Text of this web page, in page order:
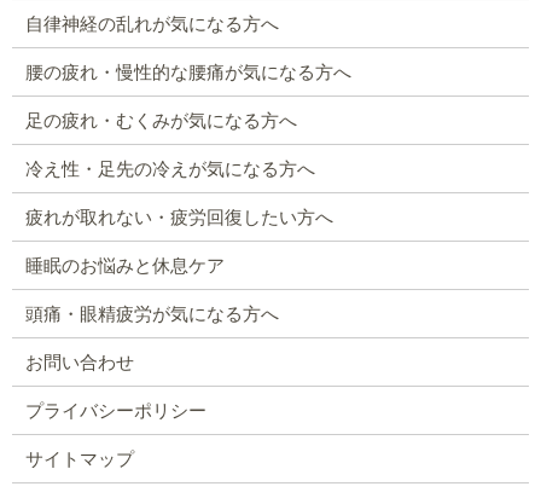
自律神経の乱れが気になる方へ
腰の疲れ・慢性的な腰痛が気になる方へ
足の疲れ・むくみが気になる方へ
冷え性・足先の冷えが気になる方へ
疲れが取れない・疲労回復したい方へ
睡眠のお悩みと休息ケア
頭痛・眼精疲労が気になる方へ
お問い合わせ
プライバシーポリシー
サイトマップ